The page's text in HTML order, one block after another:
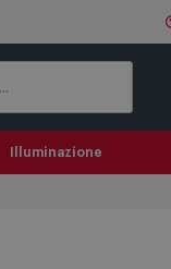
Illuminazione